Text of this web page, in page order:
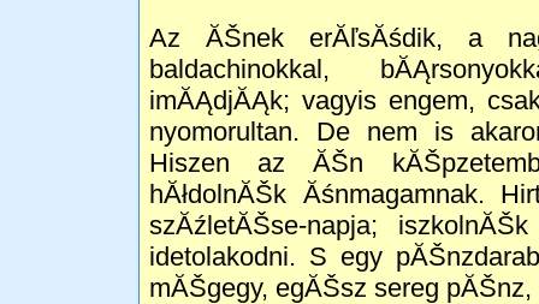
Az ĂŠnek erĂľsĂśdik, a
baldachinokkal,
imĂĄdjĂĄk; vagyis engem,
nyomorultan. De nem is
Hiszen az ĂŠn
hĂłdolnĂŠk Ăśnmagamnak.
szĂźletĂŠse-napja;
idetolakodni. S egy
mĂŠgegy, egĂŠsz sereg